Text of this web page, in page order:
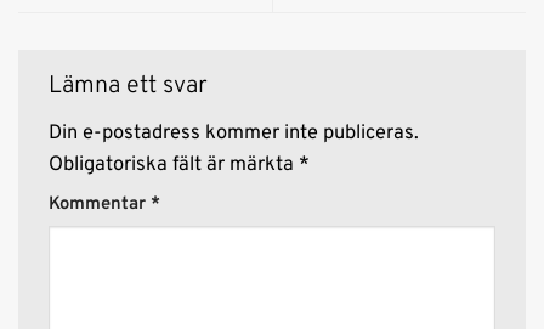
Lämna ett svar
Din e-postadress kommer inte publiceras.
Obligatoriska fält är märkta *
Kommentar *